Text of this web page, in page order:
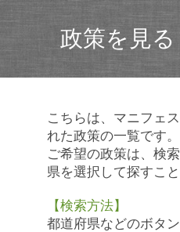
政策を見
こちらは、マニフェ
れた政策の一覧です。
ご希望の政策は、検
県を選択して探すこと
【検索方法】
都道府県などのボタ